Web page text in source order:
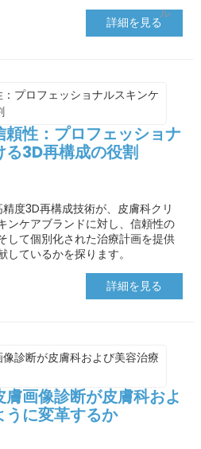
詳細を見る
性：プロフェッショナ
3D再構成の役割
度3D再構成技術が、皮膚科クリ
ンケアブランドに対し、信頼性の
して個別化された治療計画を提供
ているかを探ります。
詳細を見る
画像診断が皮膚科およ
うに変革するか